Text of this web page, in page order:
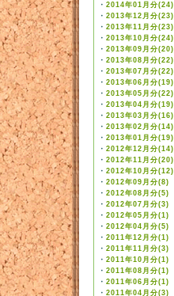
・ 2014年01月分(24)
・ 2013年12月分(23)
・ 2013年11月分(23)
・ 2013年10月分(24)
・ 2013年09月分(20)
・ 2013年08月分(22)
・ 2013年07月分(22)
・ 2013年06月分(19)
・ 2013年05月分(22)
・ 2013年04月分(19)
・ 2013年03月分(16)
・ 2013年02月分(14)
・ 2013年01月分(19)
・ 2012年12月分(14)
・ 2012年11月分(20)
・ 2012年10月分(12)
・ 2012年09月分(8)
・ 2012年08月分(5)
・ 2012年07月分(3)
・ 2012年05月分(1)
・ 2012年04月分(5)
・ 2011年12月分(1)
・ 2011年11月分(3)
・ 2011年10月分(1)
・ 2011年08月分(1)
・ 2011年06月分(1)
・ 2011年04月分(3)